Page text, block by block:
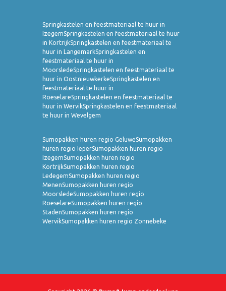
Springkastelen en feestmateriaal te huur in
IzegemSpringkastelen en feestmateriaal te huur
in KortrijkSpringkastelen en feestmateriaal te
huur in LangemarkSpringkastelen en
feestmateriaal te huur in
MoorsledeSpringkastelen en feestmateriaal te
huur in OostnieuwkerkeSpringkastelen en
feestmateriaal te huur in
RoeselareSpringkastelen en feestmateriaal te
huur in WervikSpringkastelen en feestmateriaal
te huur in Wevelgem
Sumopakken huren regio GeluweSumopakken
huren regio IeperSumopakken huren regio
IzegemSumopakken huren regio
KortrijkSumopakken huren regio
LedegemSumopakken huren regio
MenenSumopakken huren regio
MoorsledeSumopakken huren regio
RoeselareSumopakken huren regio
StadenSumopakken huren regio
WervikSumopakken huren regio Zonnebeke